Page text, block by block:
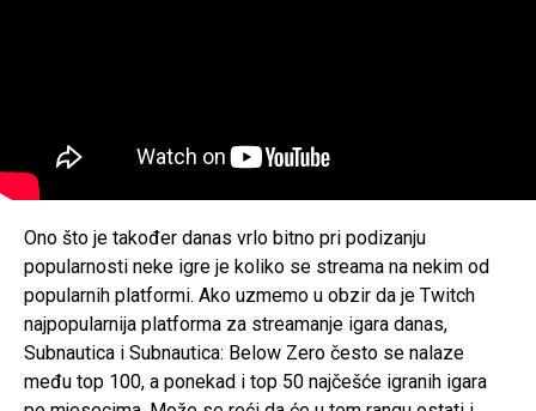
Ono što je također danas vrlo bitno pri podizanju
popularnosti neke igre je koliko se streama na nekim od
popularnih platformi. Ako uzmemo u obzir da je Twitch
najpopularnija platforma za streamanje igara danas,
Subnautica i Subnautica: Below Zero često se nalaze
među top 100, a ponekad i top 50 najčešće igranih igara